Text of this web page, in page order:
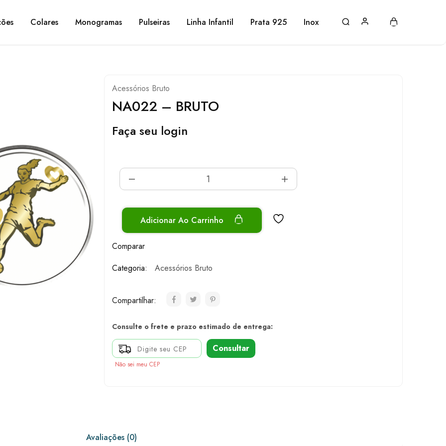
Colares Monogramas Pulseiras Linha Infantil Prata 925 Inox
Acessórios Bruto
NA022 – BRUTO
Faça seu login
Adicionar Ao Carrinho
Comparar
Categoria:
Acessórios Bruto
Compartilhar:
Consulte o frete e prazo estimado de entrega:
Consultar
Não sei meu CEP
Avaliações (0)